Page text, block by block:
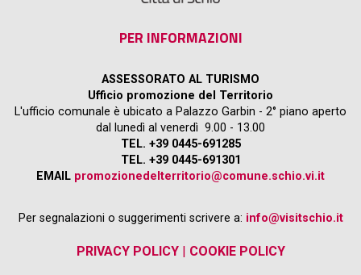
PER INFORMAZIONI
ASSESSORATO AL TURISMO
Ufficio promozione del Territorio
L'ufficio comunale è ubicato a Palazzo Garbin - 2° piano aperto
dal lunedì al venerdì 9.00 - 13.00
TEL. +39 0445-691285
TEL. +39 0445-691301
EMAIL promozionedelterritorio@comune.schio.vi.it
Per segnalazioni o suggerimenti scrivere a: info@visitschio.it
PRIVACY POLICY| COOKIE POLICY